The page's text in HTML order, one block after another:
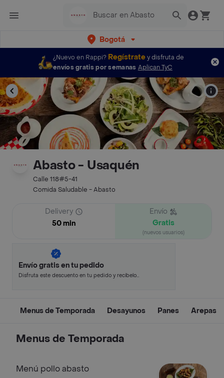
Bogotá
¿Nuevo en Rappi? Regístratey disfruta de
envíos gratis por semanas Aplican TyC
Abasto - Usaquén
Calle 118#5-41
Comida Saludable - Abasto
Delivery
50 min
Envío
Gratis
(nuevos usuarios)
Envío gratis en tu pedido
Disfruta este descuento en tu pedido y recíbelo
Menus de Temporada Desayunos Panes Arepas
Menus de Temporada
Menú pollo abasto